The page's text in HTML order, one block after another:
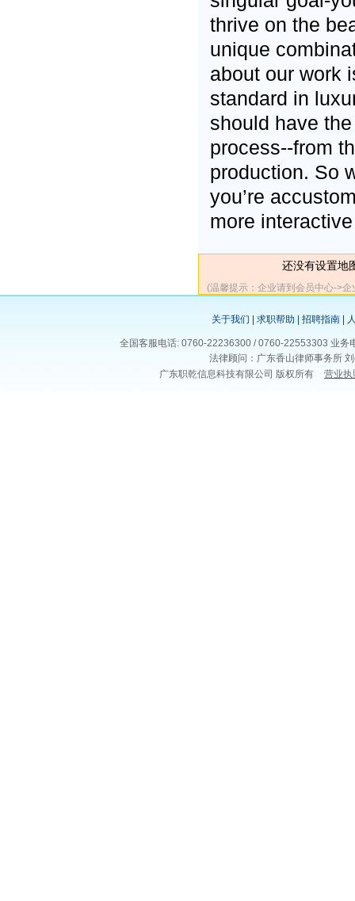
thrive on the
unique
about our work
standard in
should have
process--from
production. So
you’re
more
还没有设置地
(温馨提示：企业请到会员中心->
关于我们 求职帮助 招聘指南
全国客服电话: 0760-22236300 / 0760-22553303 业
法律顾问：广东香山律师事务所
广东职乾信息科技有限公司 版权所有
营业执